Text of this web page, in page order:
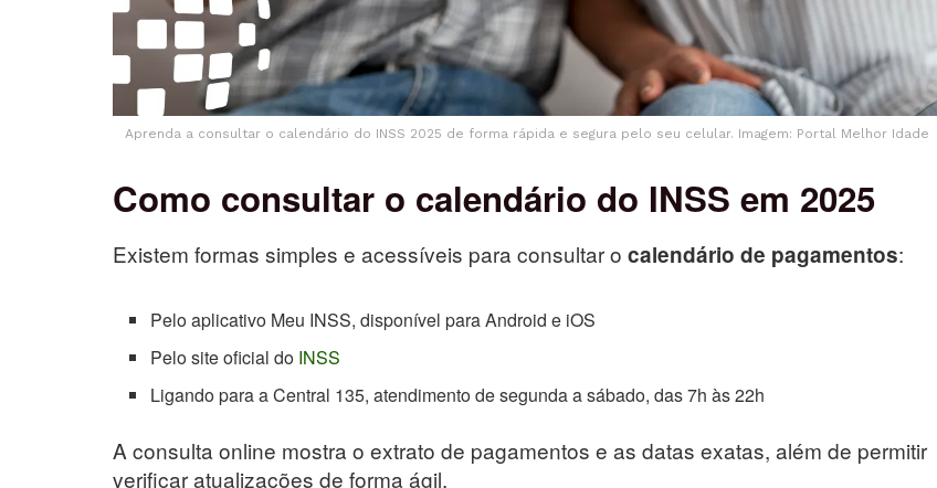
Aprenda a consultar o calendário do INSS 2025 de forma rápida e segura pelo seu celular. Imagem: Portal Melhor Idade
Como consultar o calendário do INSS em 2025
Existem formas simples e acessíveis para consultar o calendário de pagamentos:
Pelo aplicativo Meu INSS, disponível para Android e iOS
Pelo site oficial do INSS
Ligando para a Central 135, atendimento de segunda a sábado, das 7h às 22h
A consulta online mostra o extrato de pagamentos e as datas exatas, além de permitir
verificar atualizações de forma ágil.